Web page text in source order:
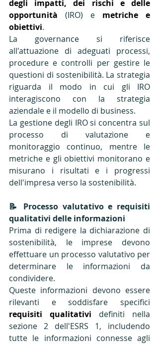
degli impatti, dei rischi e delle
opportunità (IRO) e metriche e
obiettivi.
La governance si riferisce
all'attuazione di adeguati processi,
procedure e controlli per gestire le
questioni di sostenibilità. La strategia
riguarda il modo in cui gli IRO
interagiscono con la strategia
aziendale e il modello di business.
La gestione degli IRO si concentra sul
processo di valutazione e
monitoraggio continuo, mentre le
metriche e gli obiettivi monitorano e
misurano i risultati e i progressi
dell'impresa verso la sostenibilità​.
📝 Processo valutativo e requisiti
qualitativi delle informazioni
Prima di redigere la dichiarazione di
sostenibilità, le imprese devono
effettuare un processo valutativo per
determinare le informazioni da
condividere.
Queste informazioni devono essere
requisiti qualitativi definiti nella
sezione 2 dell'ESRS 1, includendo
tutte le informazioni connesse agli